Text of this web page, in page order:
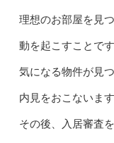
理想のお部屋を見
動を起こすことです
気になる物件が見
内見をおこないます
その後、入居審査